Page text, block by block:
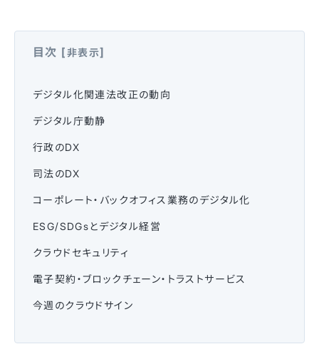
目次 [非表示]
デジタル化関連法改正の動向
デジタル庁動静
行政のDX
司法のDX
コーポレート・バックオフィス業務のデジタル化
ESG/SDGsとデジタル経営
クラウドセキュリティ
電子契約・ブロックチェーン・トラストサービス
今週のクラウドサイン